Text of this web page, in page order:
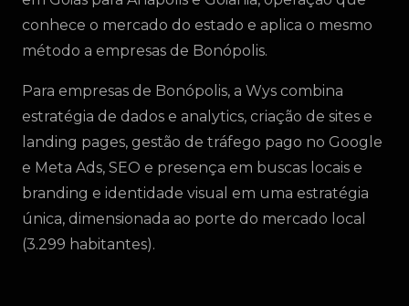
conhece o mercado do estado e aplica o mesmo
método a empresas de Bonópolis.
Para empresas de Bonópolis, a Wys combina
estratégia de dados e analytics, criação de sites e
landing pages, gestão de tráfego pago no Google
e Meta Ads, SEO e presença em buscas locais e
branding e identidade visual em uma estratégia
única, dimensionada ao porte do mercado local
(3.299 habitantes).